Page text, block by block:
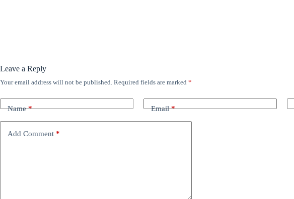
Leave a Reply
Your email address will not be published. Required fields are marked *
Name* Email*
Add Comment *